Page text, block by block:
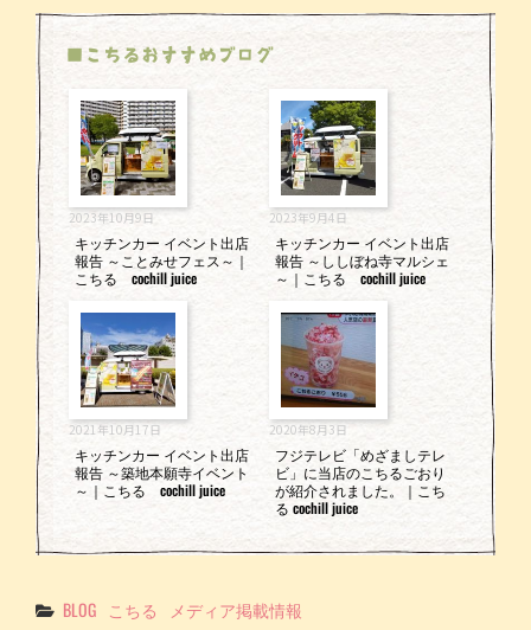
■こちるおすすめブログ
2023年10月9日
キッチンカー イベント出店
報告 ～ことみせフェス～｜
こちる cochill juice
2023年9月4日
キッチンカー イベント出店
報告 ～ししぼね寺マルシェ
～｜こちる cochill juice
2021年10月17日
キッチンカー イベント出店
報告 ～築地本願寺イベント
～｜こちる cochill juice
2020年8月3日
フジテレビ「めざましテレ
ビ」に当店のこちるごおり
が紹介されました。｜こち
る cochill juice
Categories
BLOG こちる メディア掲載情報